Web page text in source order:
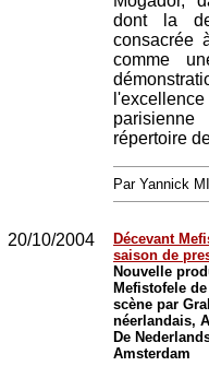
dont la
consacrée
comme
répertoire
Par Yannick
20/10/2004
Décevant
saison de
Nouvelle
Mefistofele
scène par
néerlandais,
De
Amsterdam